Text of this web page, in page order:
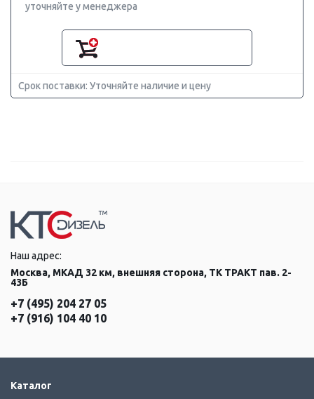
уточняйте у менеджера
Срок поставки: Уточняйте наличие и цену
Наш адрес:
Москва, МКАД 32 км, внешняя сторона, ТК ТРАКТ пав. 2-
43Б
+7 (495) 204 27 05
+7 (916) 104 40 10
Каталог